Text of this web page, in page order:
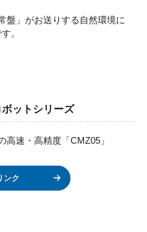
盤」がお送りする自然環境に
。
ットシリーズ
高速・高精度「CMZ05」
ンク